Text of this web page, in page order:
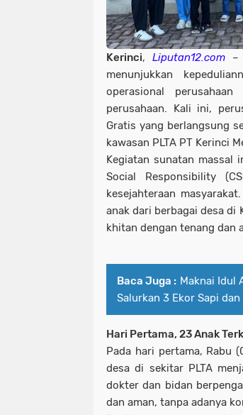
Kerinci, Liputan12.com –
menunjukkan
operasional
perusahaan. Kali ini,
Gratis yang berlangsung
kawasan PLTA PT Kerinci
Kegiatan sunatan massal
Social Responsibility
kesejahteraan
anak dari berbagai desa di
khitan dengan tenang dan
Baca Juga : Maknai Idul
Salurkan 3 Ekor Sapi
Hari Pertama, 23 Anak
Pada hari pertama, Rabu
desa di sekitar PLTA
dokter dan bidan
dan aman, tanpa adanya